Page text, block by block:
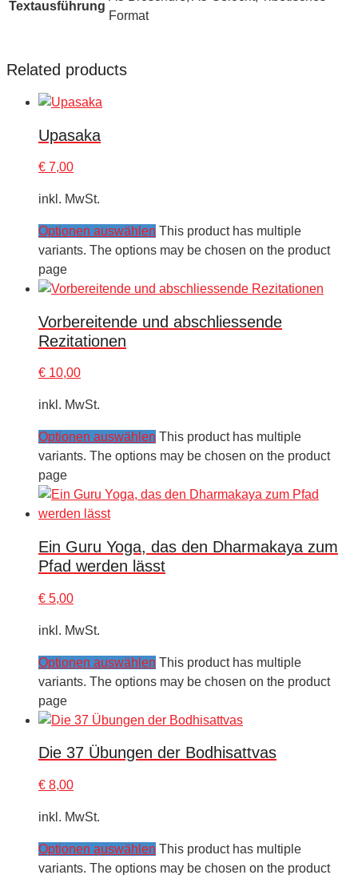
Textausführung
Format
Related products
Upasaka
€ 7,00
inkl. MwSt.
Optionen auswählen This product has multiple
variants. The options may be chosen on the product
page
Vorbereitende und abschliessende
Rezitationen
€ 10,00
inkl. MwSt.
Optionen auswählen This product has multiple
variants. The options may be chosen on the product
page
Ein Guru Yoga, das den Dharmakaya zum
Pfad werden lässt
€ 5,00
inkl. MwSt.
Optionen auswählen This product has multiple
variants. The options may be chosen on the product
page
Die 37 Übungen der Bodhisattvas
€ 8,00
inkl. MwSt.
Optionen auswählen This product has multiple
variants. The options may be chosen on the product